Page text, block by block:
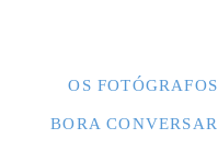
OS FOTÓGRAFOS
BORA CONVERSAR